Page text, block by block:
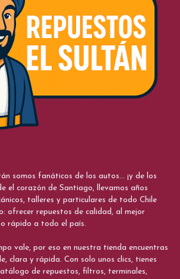
somos fanáticos de los autos... ¡y de los
el corazón de Santiago, llevamos años
talleres y particulares de todo Chile
ofrecer repuestos de calidad, al mejor
rápido a todo el país.
vale, por eso en nuestra tienda encuentras
clara y rápida. Con solo unos clics, tienes
de repuestos, filtros, terminales,